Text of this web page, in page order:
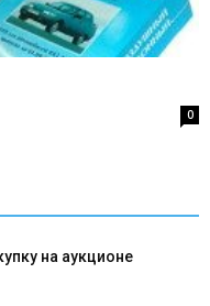
0
на аукционе